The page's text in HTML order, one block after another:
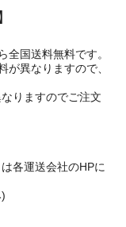
国送料無料です。
異なりますので、
りますのでご注文
各運送会社のHPに